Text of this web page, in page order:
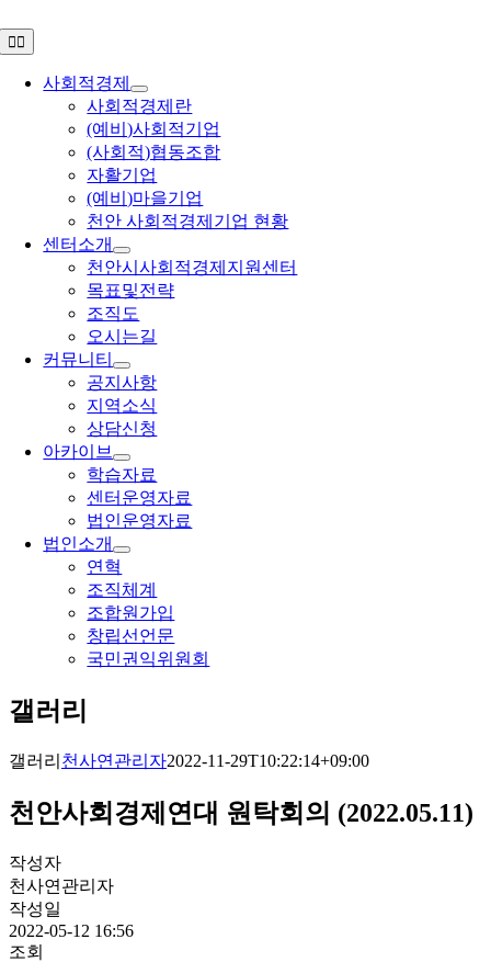
텐
Toggle
Navigation
사회적경제
사회적경제란
(예비)사회적기업
(사회적)협동조합
자활기업
(예비)마을기업
천안 사회적경제기업 현황
센터소개
천안시사회적경제지원센터
목표및전략
조직도
오시는길
커뮤니티
공지사항
지역소식
상담신청
아카이브
학습자료
센터운영자료
법인운영자료
법인소개
연혁
조직체계
조합원가입
창립선언문
국민권익위원회
갤러리
갤러리 천사연관리자2022-11-29T10:22:14+09:00
천안사회경제연대 원탁회의 (2022.05.11)
작성자
천사연관리자
작성일
2022-05-12 16:56
조회